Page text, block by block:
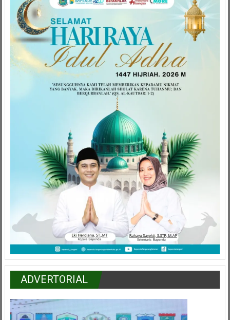
ADVERTORIAL